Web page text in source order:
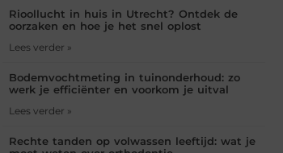
Rioollucht in huis in Utrecht? Ontdek de
oorzaken en hoe je het snel oplost
Lees verder »
Bodemvochtmeting in tuinonderhoud: zo
werk je efficiënter en voorkom je uitval
Lees verder »
Rechte tanden op volwassen leeftijd: wat je